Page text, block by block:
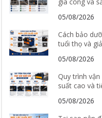
05/08/2026
Cách bảo
tuổi thọ và
05/08/2026
Quy trình
suất cao và
05/08/2026